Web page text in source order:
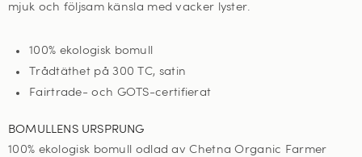
mjuk och följsam känsla med vacker lyster.
100% ekologisk bomull
Trådtäthet på 300 TC, satin
Fairtrade- och GOTS-certifierat
BOMULLENS URSPRUNG
100% ekologisk bomull odlad av Chetna Organic Farmer